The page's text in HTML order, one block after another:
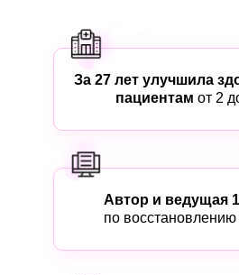
Автор и ведущая
по восстановлению
За 27 лет улучшила
пациентам от 2